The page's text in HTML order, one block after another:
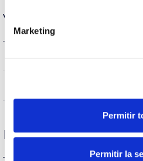
Marketing
Permitir
Permitir la
Vie
Heures de vie
État de